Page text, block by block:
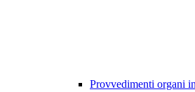
Provvedimenti organi